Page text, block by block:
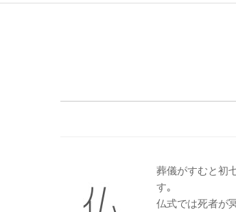
葬儀がすむと初
す｡
仏式では死者が